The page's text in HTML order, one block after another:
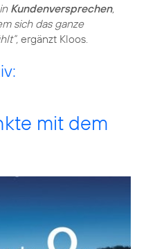
Kundenversprechen,
sich das ganze
ergänzt Kloos.
mit dem